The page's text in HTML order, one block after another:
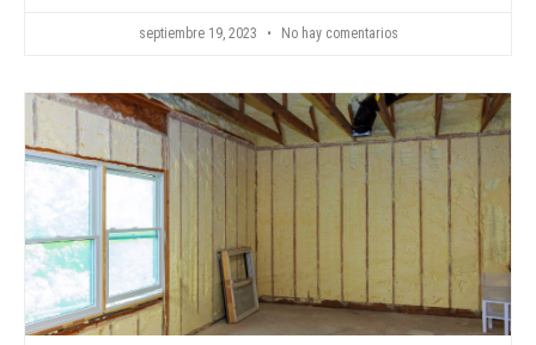
septiembre 19, 2023 No hay comentarios